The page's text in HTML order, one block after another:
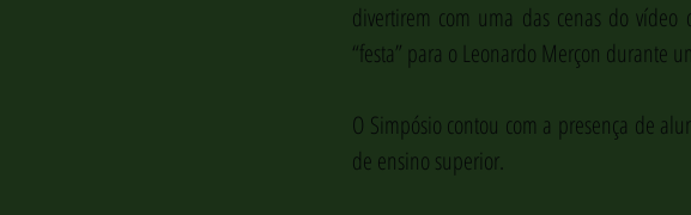
divertirem com uma das cenas do
“festa” para o Leonardo Merçon durante
O Simpósio contou com a presença de
de ensino superior.